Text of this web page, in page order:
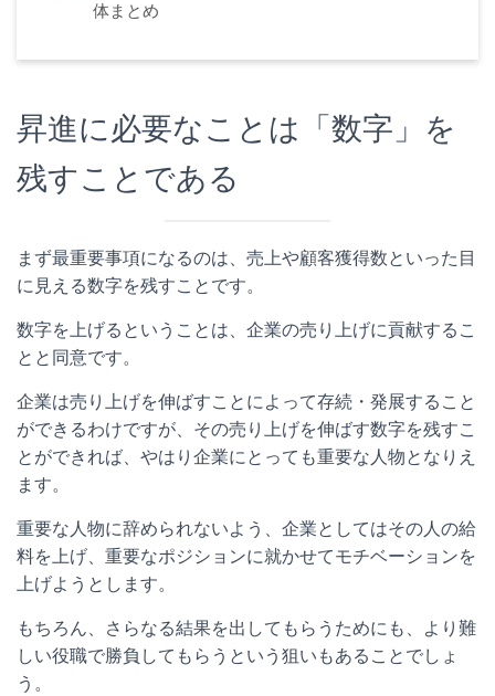
体まとめ
昇進に必要なことは「数字」を
残すことである
まず最重要事項になるのは、売上や顧客獲得数といった目
に見える数字を残すことです。
数字を上げるということは、企業の売り上げに貢献するこ
とと同意です。
企業は売り上げを伸ばすことによって存続・発展すること
ができるわけですが、その売り上げを伸ばす数字を残すこ
とができれば、やはり企業にとっても重要な人物となりえ
ます。
重要な人物に辞められないよう、企業としてはその人の給
料を上げ、重要なポジションに就かせてモチベーションを
上げようとします。
もちろん、さらなる結果を出してもらうためにも、より難
しい役職で勝負してもらうという狙いもあることでしょ
う。